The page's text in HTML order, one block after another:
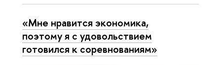
«Мне нравится экономика,
поэтому я с удовольствием
готовился к соревнованиям»